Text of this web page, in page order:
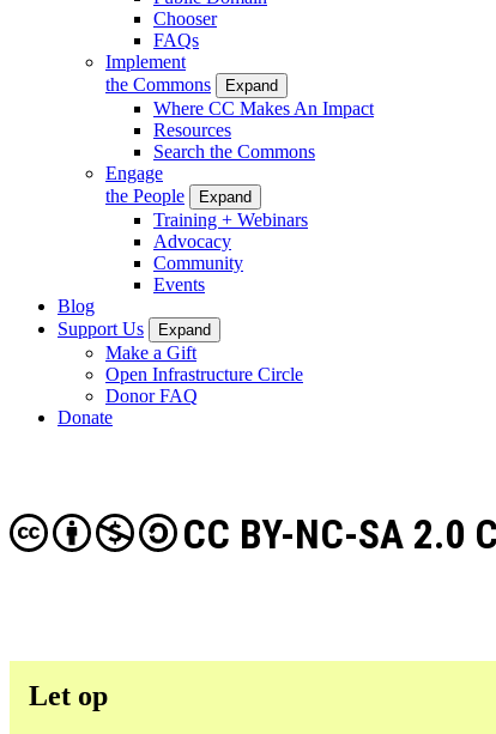
Chooser
FAQs
Implement
the Commons
Expand
Where CC Makes An Impact
Resources
Search the Commons
Engage
the People
Expand
Training + Webinars
Advocacy
Community
Events
Blog
Support Us
Expand
Make a Gift
Open Infrastructure Circle
Donor FAQ
Donate
CC BY-NC-SA 2.0
Let op